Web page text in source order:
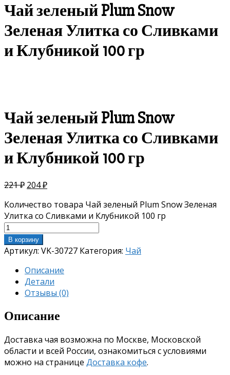
Чай зеленый Plum Snow
Зеленая Улитка со Сливками
и Клубникой 100 гр
Чай зеленый Plum Snow
Зеленая Улитка со Сливками
и Клубникой 100 гр
221₽ 204₽
Количество товара Чай зеленый Plum Snow Зеленая
Улитка со Сливками и Клубникой 100 гр
В корзину
Артикул: VK-30727 Категория: Чай
Описание
Детали
Отзывы (0)
Описание
Доставка чая возможна по Москве, Московской
области и всей России, ознакомиться с условиями
можно на странице Доставка кофе.